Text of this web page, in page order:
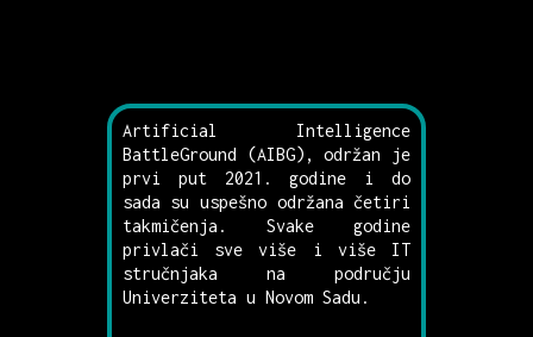
Artificial Intelligence
BattleGround (AIBG), održan je
prvi put 2021. godine i do
sada su uspešno održana četiri
takmičenja. Svake godine
privlači sve više i više IT
stručnjaka na području
Univerziteta u Novom Sadu.